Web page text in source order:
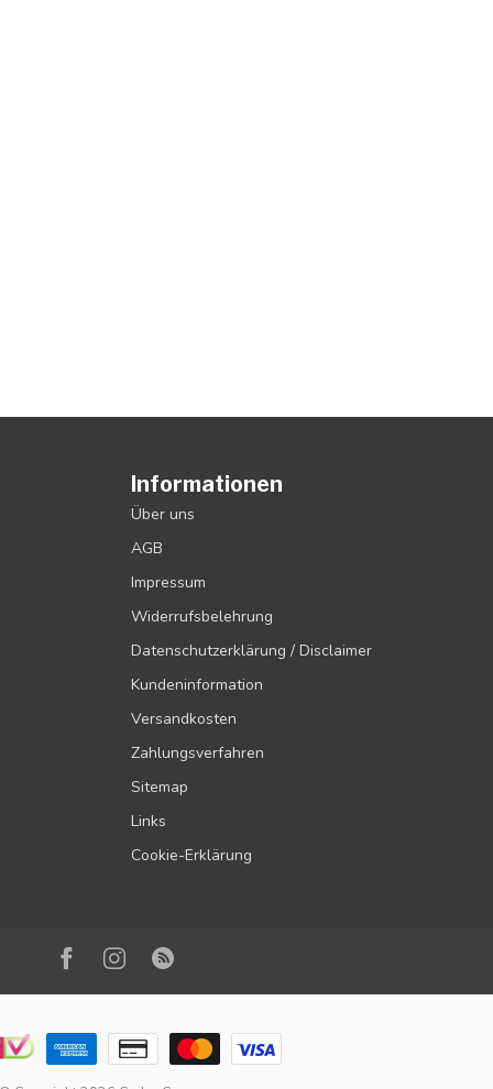
Informationen
Über uns
AGB
Impressum
Widerrufsbelehrung
Datenschutzerklärung / Disclaimer
Kundeninformation
Versandkosten
Zahlungsverfahren
Sitemap
Links
Cookie-Erklärung